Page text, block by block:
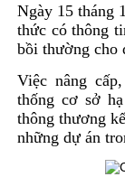
Ngày 15 tháng
thức có thông
bồi thường cho
Việc nâng
thống cơ sở
thông thương
những dự án